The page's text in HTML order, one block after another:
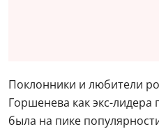
Поклонники и любители
Горшенева как экс-
была на пике